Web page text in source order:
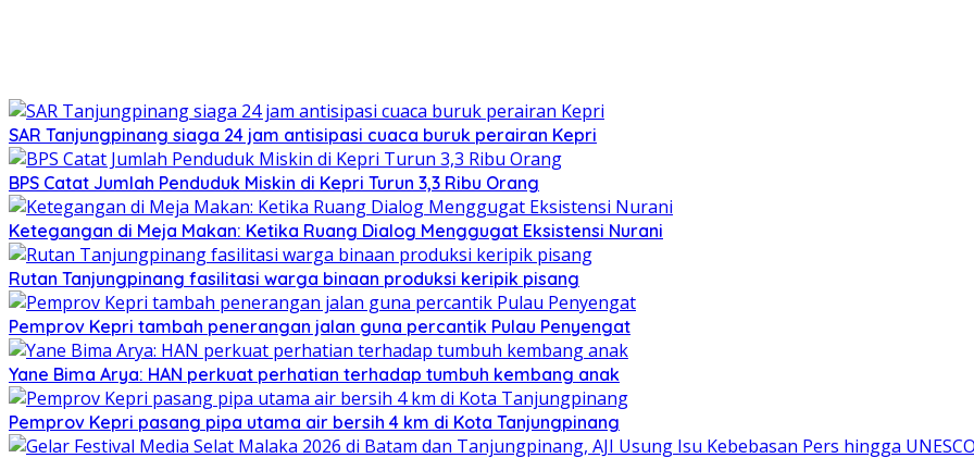
SAR Tanjungpinang siaga 24 jam antisipasi cuaca buruk perairan Kepri
BPS Catat Jumlah Penduduk Miskin di Kepri Turun 3,3 Ribu Orang
Ketegangan di Meja Makan: Ketika Ruang Dialog Menggugat Eksistensi Nurani
Rutan Tanjungpinang fasilitasi warga binaan produksi keripik pisang
Pemprov Kepri tambah penerangan jalan guna percantik Pulau Penyengat
Yane Bima Arya: HAN perkuat perhatian terhadap tumbuh kembang anak
Pemprov Kepri pasang pipa utama air bersih 4 km di Kota Tanjungpinang